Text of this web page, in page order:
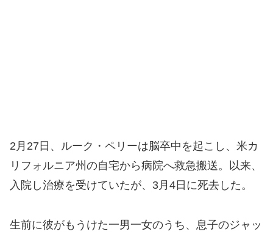
2月27日、ルーク・ペリーは脳卒中を起こし、米カ
リフォルニア州の自宅から病院へ救急搬送。以来、
入院し治療を受けていたが、3月4日に死去した。
生前に彼がもうけた一男一女のうち、息子のジャッ